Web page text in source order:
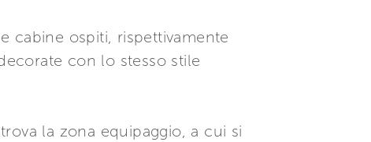
cabine ospiti, rispettivamente
con lo stesso stile
la zona equipaggio, a cui si